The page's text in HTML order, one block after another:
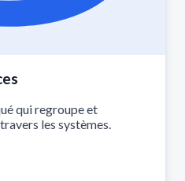
qui regroupe et
les systèmes.